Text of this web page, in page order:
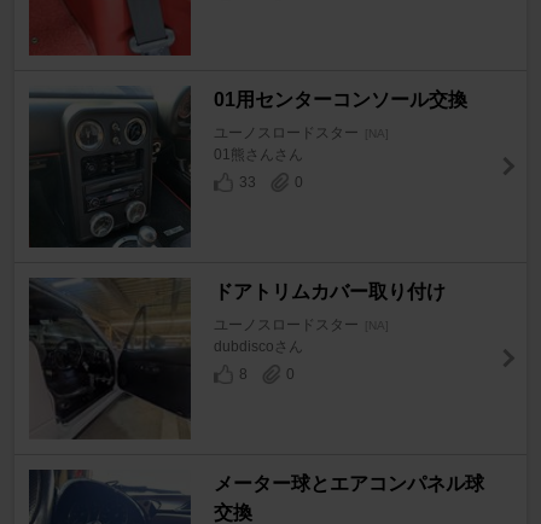
01用センターコンソール交換
ユーノスロードスター [NA]
01熊さんさん
33
0
ドアトリムカバー取り付け
ユーノスロードスター [NA]
dubdiscoさん
8
0
メーター球とエアコンパネル球
交換